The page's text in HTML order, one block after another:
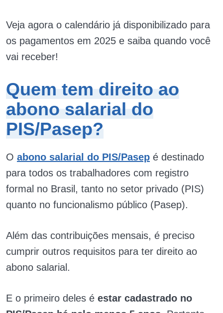
Veja agora o calendário já disponibilizado para
os pagamentos em 2025 e saiba quando você
vai receber!
Quem tem direito ao
abono salarial do
PIS/Pasep?
O abono salarial do PIS/Pasep é destinado
para todos os trabalhadores com registro
formal no Brasil, tanto no setor privado (PIS)
quanto no funcionalismo público (Pasep).
Além das contribuições mensais, é preciso
cumprir outros requisitos para ter direito ao
abono salarial.
E o primeiro deles é estar cadastrado no